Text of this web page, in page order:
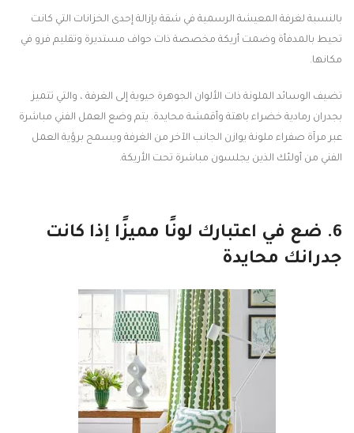
بالنسبة لغرفة المعيشة الرسمية في شقة بإزالة إحدى الخزانات التي كانت
تحيط بالمدفأة وضمت أريكة مخصصة ذات حواف مستديرة وتقليم فرو في
مكانها.
تضيف الوسائد الملونة ذات الألوان الجوهرة حيوية إلى الغرفة ، والتي تتميز
بجدران رمادية خضراء باهتة وأقمشة محايدة. يتم وضع العمل الفني مباشرة
عبر مرآة صفراء ملونة يوازن الجانب الآخر من الغرفة ويسمح برؤية العمل
الفني من أولئك الذين يجلسون مباشرة تحت الأريكة.
6. ضع في اعتبارك لونًا مميزًا إذا كانت
جدرانك محايدة